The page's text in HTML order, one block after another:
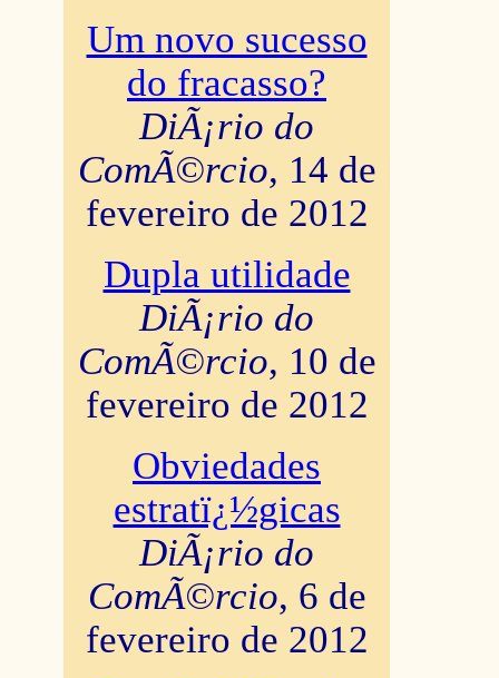
Um novo sucesso
do fracasso?
DiÃ¡rio do
ComÃ©rcio, 14 de
fevereiro de 2012
Dupla utilidade
DiÃ¡rio do
ComÃ©rcio, 10 de
fevereiro de 2012
Obviedades
estratï¿½gicas
DiÃ¡rio do
ComÃ©rcio, 6 de
fevereiro de 2012